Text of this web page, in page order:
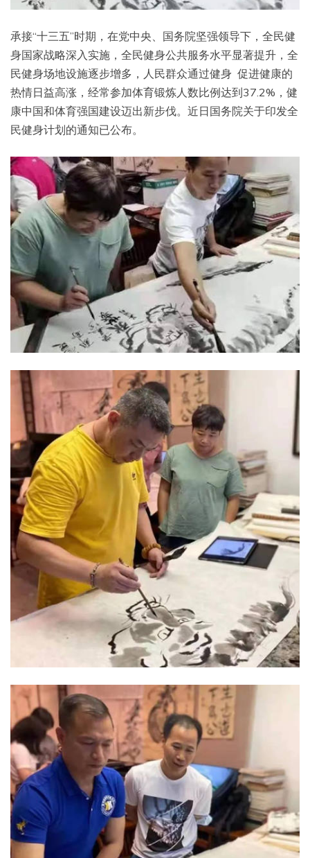
承接“十三五”时期，在党中央、国务院坚强领导下，全民健
身国家战略深入实施，全民健身公共服务水平显著提升，全
民健身场地设施逐步增多，人民群众通过健身 促进健康的
热情日益高涨，经常参加体育锻炼人数比例达到37.2%，健
康中国和体育强国建设迈出新步伐。近日国务院关于印发全
民健身计划的通知已公布。